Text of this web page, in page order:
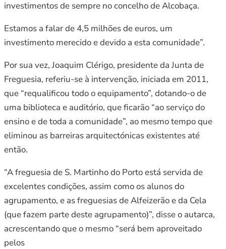
investimentos de sempre no concelho de Alcobaça.
Estamos a falar de 4,5 milhões de euros, um
investimento merecido e devido a esta comunidade”.
Por sua vez, Joaquim Clérigo, presidente da Junta de
Freguesia, referiu-se à intervenção, iniciada em 2011,
que “requalificou todo o equipamento”, dotando-o de
uma biblioteca e auditório, que ficarão “ao serviço do
ensino e de toda a comunidade”, ao mesmo tempo que
eliminou as barreiras arquitectónicas existentes até
então.
“A freguesia de S. Martinho do Porto está servida de
excelentes condições, assim como os alunos do
agrupamento, e as freguesias de Alfeizerão e da Cela
(que fazem parte deste agrupamento)”, disse o autarca,
acrescentando que o mesmo “será bem aproveitado
pelos